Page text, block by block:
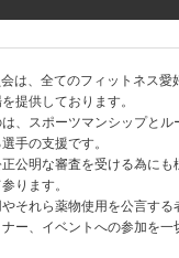
は、全てのフィットネス愛
提供しております。
、スポーツマンシップとル
手の支援です。
公明な審査を受ける為にも
ります。
それら薬物使用を公言する
ー、イベントへの参加を一